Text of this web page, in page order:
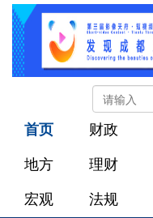
首页 财政
地方 理财
宏观 法规